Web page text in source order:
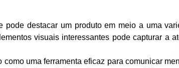
pode destacar um produto em meio a uma
visuais interessantes pode capturar a
uma ferramenta eficaz para comunicar